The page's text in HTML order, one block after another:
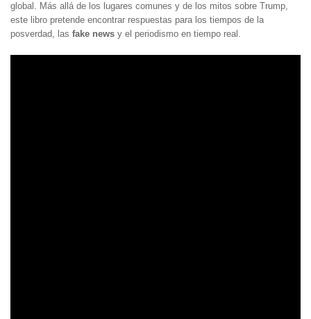
global. Más allá de los lugares comunes y de los mitos sobre Trump,
este libro pretende encontrar respuestas para los tiempos de la
posverdad, las fake news y el periodismo en tiempo real.